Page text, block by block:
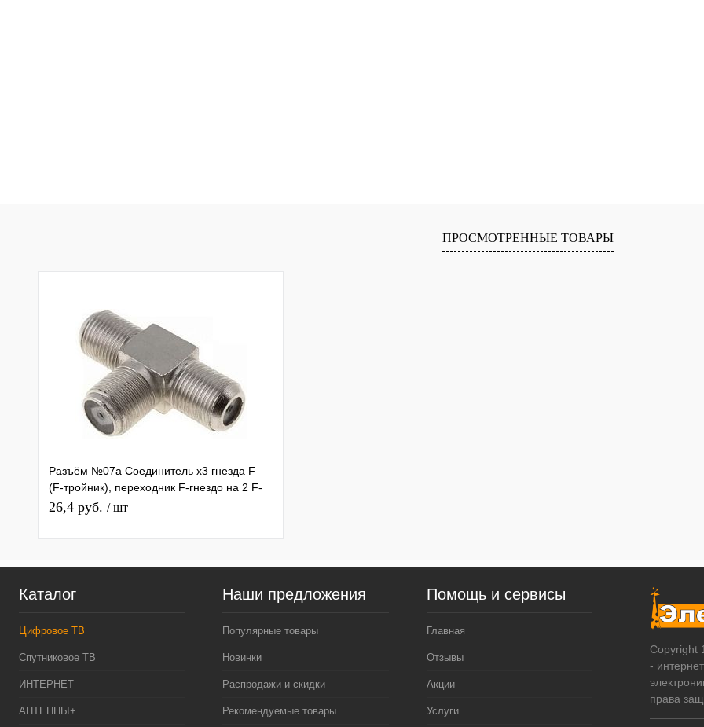
ПРОСМОТРЕННЫЕ ТОВАРЫ
Разъём №07а Соединитель x3 гнезда F
(F-тройник), переходник F-гнездо на 2 F-
гнезда (T-бочка)
26,4 руб. / шт
Каталог
Цифровое ТВ
Спутниковое ТВ
ИНТЕРНЕТ
АНТЕННЫ+
Наши предложения
Популярные товары
Новинки
Распродажи и скидки
Рекомендуемые товары
Помощь и сервисы
Главная
Отзывы
Акции
Услуги
Copyright
-
права